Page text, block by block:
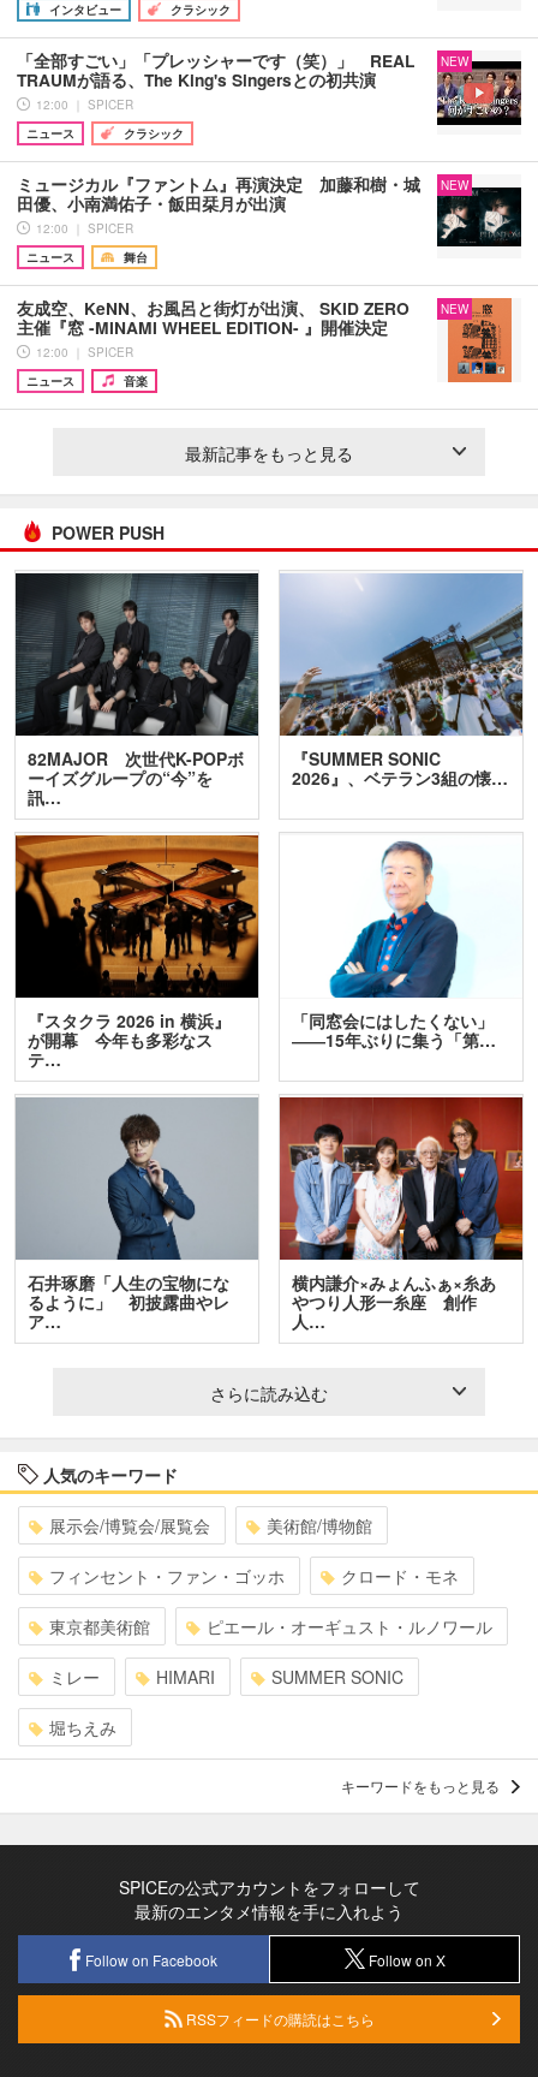
インタビュー
クラシック
「全部すごい」「プレッシャーです（笑）」 REAL
TRAUMが語る、The King's Singersとの初共演
12:00 ｜ SPICER
ニュース
クラシック
NEW
ミュージカル『ファントム』再演決定 加藤和樹・城
田優、小南満佑子・飯田栞月が出演
12:00 ｜ SPICER
ニュース
舞台
NEW
友成空、KeNN、お風呂と街灯が出演、 SKID ZERO
主催『窓 -MINAMI WHEEL EDITION- 』開催決定
12:00 ｜ SPICER
ニュース
音楽
NEW
最新記事をもっと見る
POWER PUSH
82MAJOR 次世代K-POPボ
ーイズグループの“今”を
訊…
『SUMMER SONIC
2026』、ベテラン3組の懐…
『スタクラ 2026 in 横浜』
が開幕 今年も多彩なス
テ…
「同窓会にはしたくない」
――15年ぶりに集う「第…
石井琢磨「人生の宝物にな
るように」 初披露曲やレ
ア…
横内謙介×みょんふぁ×糸あ
やつり人形一糸座 創作
人…
さらに読み込む
人気のキーワード
展示会/博覧会/展覧会 美術館/博物館
フィンセント・ファン・ゴッホ クロード・モネ
東京都美術館 ピエール・オーギュスト・ルノワール
ミレー HIMARI SUMMER SONIC
堀ちえみ
キーワードをもっと見る
SPICEの公式アカウントをフォローして
最新のエンタメ情報を手に入れよう
Follow on Facebook Follow on X
RSSフィードの購読はこちら